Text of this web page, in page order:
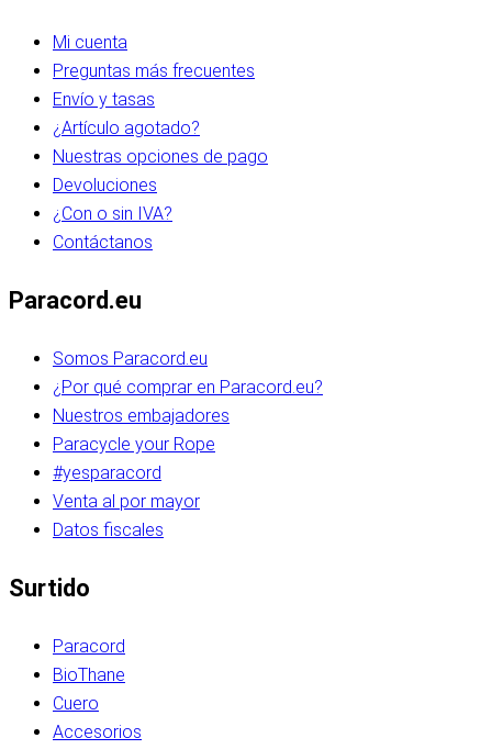
Mi cuenta
Preguntas más frecuentes
Envío y tasas
¿Artículo agotado?
Nuestras opciones de pago
Devoluciones
¿Con o sin IVA?
Contáctanos
Paracord.eu
Somos Paracord.eu
¿Por qué comprar en Paracord.eu?
Nuestros embajadores
Paracycle your Rope
#yesparacord
Venta al por mayor
Datos fiscales
Surtido
Paracord
BioThane
Cuero
Accesorios